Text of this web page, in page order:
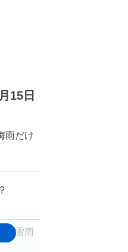
15日
雨だけ
は雷雨